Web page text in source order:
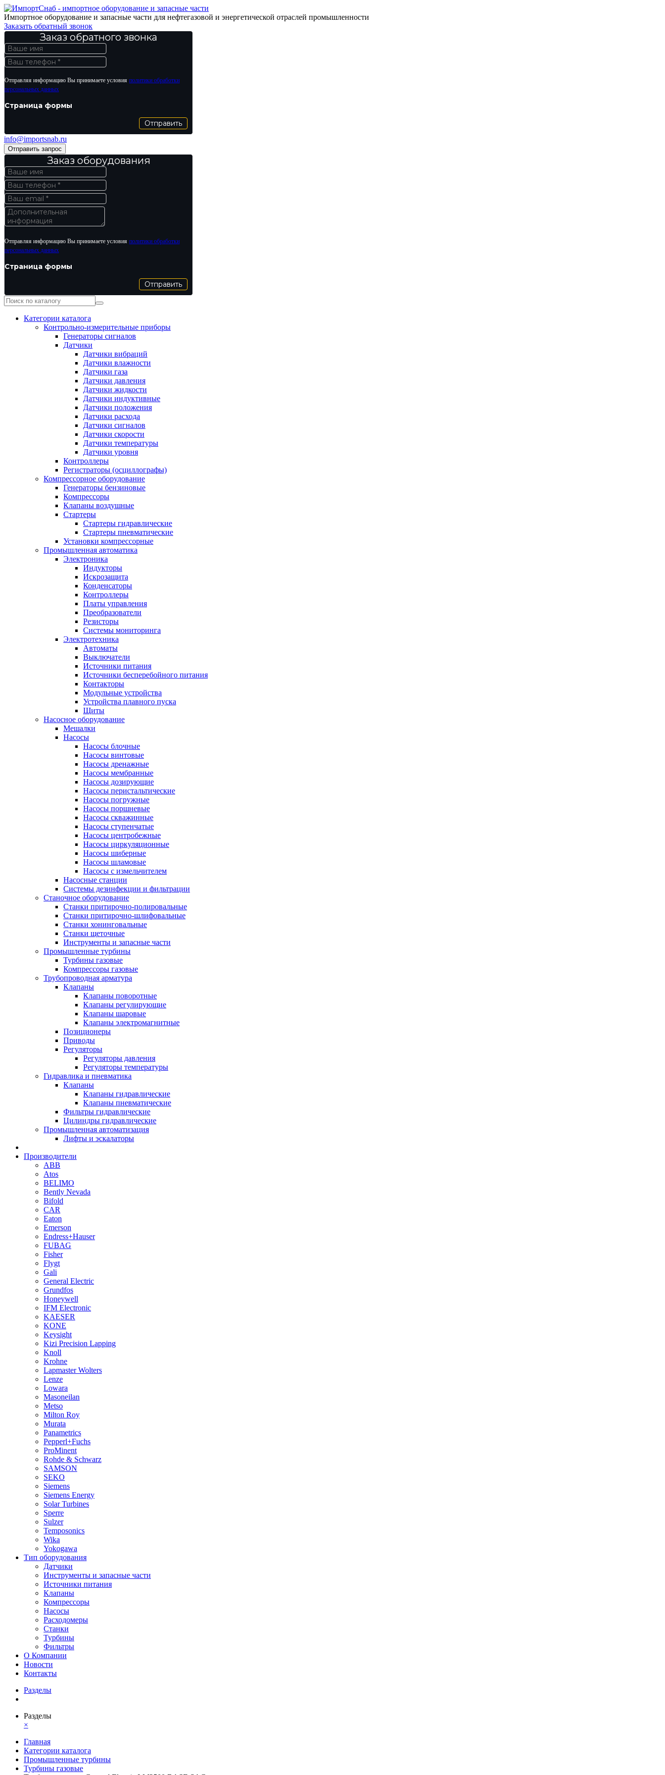
Импортное оборудование и запасные части для нефтегазовой и энергетической отраслей промышленности
Заказать обратный звонок
Заказ обратного звонка
Отправляя информацию Вы принимаете условия политики обработки
персональных данных
Страница формы
Отправить
info@importsnab.ru
Отправить запрос
Заказ оборудования
Отправляя информацию Вы принимаете условия политики обработки
персональных данных
Страница формы
Отправить
Категории каталога
Контрольно-измерительные приборы
Генераторы сигналов
Датчики
Датчики вибраций
Датчики влажности
Датчики газа
Датчики давления
Датчики жидкости
Датчики индуктивные
Датчики положения
Датчики расхода
Датчики сигналов
Датчики скорости
Датчики температуры
Датчики уровня
Контроллеры
Регистраторы (осциллографы)
Компрессорное оборудование
Генераторы бензиновые
Компрессоры
Клапаны воздушные
Стартеры
Стартеры гидравлические
Стартеры пневматические
Установки компрессорные
Промышленная автоматика
Электроника
Индукторы
Искрозащита
Конденсаторы
Контроллеры
Платы управления
Преобразователи
Резисторы
Системы мониторинга
Электротехника
Автоматы
Выключатели
Источники питания
Источники бесперебойного питания
Контакторы
Модульные устройства
Устройства плавного пуска
Щиты
Насосное оборудование
Мешалки
Насосы
Насосы блочные
Насосы винтовые
Насосы дренажные
Насосы мембранные
Насосы дозирующие
Насосы перистальтические
Насосы погружные
Насосы поршневые
Насосы скважинные
Насосы ступенчатые
Насосы центробежные
Насосы циркуляционные
Насосы шиберные
Насосы шламовые
Насосы с измельчителем
Насосные станции
Системы дезинфекции и фильтрации
Станочное оборудование
Станки притирочно-полировальные
Станки притирочно-шлифовальные
Станки хонинговальные
Станки щеточные
Инструменты и запасные части
Промышленные турбины
Турбины газовые
Компрессоры газовые
Трубопроводная арматура
Клапаны
Клапаны поворотные
Клапаны регулирующие
Клапаны шаровые
Клапаны электромагнитные
Позиционеры
Приводы
Регуляторы
Регуляторы давления
Регуляторы температуры
Гидравлика и пневматика
Клапаны
Клапаны гидравлические
Клапаны пневматические
Фильтры гидравлические
Цилиндры гидравлические
Промышленная автоматизация
Лифты и эскалаторы
Производители
ABB
Atos
BELIMO
Bently Nevada
Bifold
CAR
Eaton
Emerson
Endress+Hauser
FUBAG
Fisher
Flygt
Gali
General Electric
Grundfos
Honeywell
IFM Electronic
KAESER
KONE
Keysight
Kizi Precision Lapping
Knoll
Krohne
Lapmaster Wolters
Lenze
Lowara
Masoneilan
Metso
Milton Roy
Murata
Panametrics
Pepperl+Fuchs
ProMinent
Rohde & Schwarz
SAMSON
SEKO
Siemens
Siemens Energy
Solar Turbines
Sperre
Sulzer
Temposonics
Wika
Yokogawa
Тип оборудования
Датчики
Инструменты и запасные части
Источники питания
Клапаны
Компрессоры
Насосы
Расходомеры
Станки
Турбины
Фильтры
О Компании
Новости
Контакты
Разделы
Разделы
×
Главная
Категории каталога
Промышленные турбины
Турбины газовые